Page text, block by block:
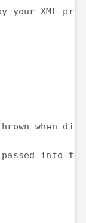
your XML
when
passed into